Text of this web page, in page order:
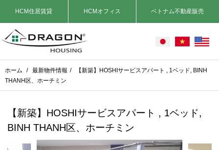
HCM住居賃貸 HCMオフィス ベトナム不動産販売
ホーム / 最新物件情報 /
【新築】HOSHIサービスアパート , 1ベッド, BINH
THANH区、ホーチミン
【新築】HOSHIサービスアパート , 1ベッド,
BINH THANH区、ホーチミン